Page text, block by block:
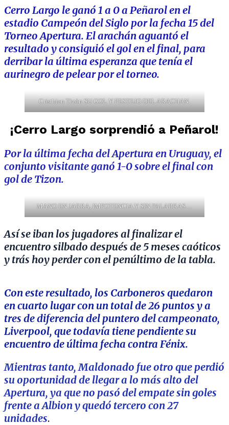
Cerro Largo le ganó 1 a 0 a Peñarol en el
estadio Campeón del Siglo por la fecha 15 del
Torneo Apertura. El arachán aguantó el
resultado y consiguió el gol en el final, para
derribar la última esperanza que tenía el
aurinegro de pelear por el torneo.
Cristhian Tizón SU GOL Y FESTEJO DEL ARACHAN.
¡Cerro Largo sorprendió a Peñarol!
Por la última fecha del Apertura en Uruguay, el
conjunto visitante ganó 1-0 sobre el final con
gol de Tizon.
MANO EN JARRA, IMPOTENCIA Y SIN PALABRAS…
Así se iban los jugadores al finalizar el
encuentro silbado después de 5 meses caóticos
y trás hoy perder con el penúltimo de la tabla.
Con este resultado, los Carboneros quedaron
en cuarto lugar con un total de 26 puntos y a
tres de diferencia del puntero del campeonato,
Liverpool, que todavía tiene pendiente su
encuentro de última fecha contra Fénix.
Mientras tanto, Maldonado fue otro que perdió
su oportunidad de llegar a lo más alto del
Apertura, ya que no pasó del empate sin goles
frente a Albion y quedó tercero con 27
unidades.